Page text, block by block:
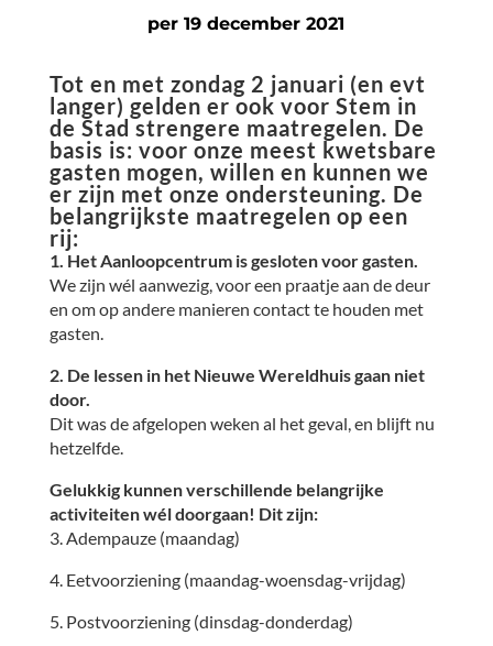
per 19 december 2021
Tot en met zondag 2 januari (en evt
langer) gelden er ook voor Stem in
de Stad strengere maatregelen. De
basis is: voor onze meest kwetsbare
gasten mogen, willen en kunnen we
er zijn met onze ondersteuning. De
belangrijkste maatregelen op een
rij:
1. Het Aanloopcentrum is gesloten voor gasten.
We zijn wél aanwezig, voor een praatje aan de deur
en om op andere manieren contact te houden met
gasten.
2. De lessen in het Nieuwe Wereldhuis gaan niet
door.
Dit was de afgelopen weken al het geval, en blijft nu
hetzelfde.
Gelukkig kunnen verschillende belangrijke
activiteiten wél doorgaan! Dit zijn:
3. Adempauze (maandag)
4. Eetvoorziening (maandag-woensdag-vrijdag)
5. Postvoorziening (dinsdag-donderdag)